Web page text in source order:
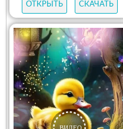
ОТКРЫТЬ СКАЧАТЬ